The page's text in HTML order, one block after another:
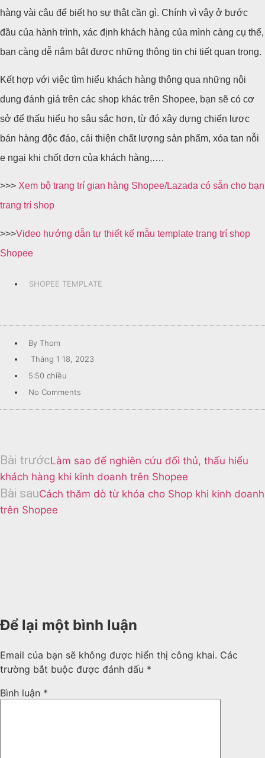
hàng vài câu để biết họ sự thật cần gì. Chính vì vậy ở bước
đầu của hành trình, xác định khách hàng của mình càng cụ thể,
bạn càng dễ nắm bắt được những thông tin chi tiết quan trọng.
Kết hợp với việc tìm hiểu khách hàng thông qua những nội
dung đánh giá trên các shop khác trên Shopee, bạn sẽ có cơ
sở để thấu hiểu họ sâu sắc hơn, từ đó xây dựng chiến lược
bán hàng độc đáo, cải thiện chất lượng sản phẩm, xóa tan nỗi
e ngại khi chốt đơn của khách hàng,….
>>> Xem bộ trang trí gian hàng Shopee/Lazada có sẵn cho bạn
trang trí shop
>>>Video hướng dẫn tự thiết kế mẫu template trang trí shop
Shopee
SHOPEE TEMPLATE
By Thom
Tháng 1 18, 2023
5:50 chiều
No Comments
Bài trướcLàm sao để nghiên cứu đối thủ, thấu hiểu
khách hàng khi kinh doanh trên Shopee
Bài sauCách thăm dò từ khóa cho Shop khi kinh doanh
trên Shopee
Để lại một bình luận
Email của bạn sẽ không được hiển thị công khai. Các
trường bắt buộc được đánh dấu *
Bình luận *